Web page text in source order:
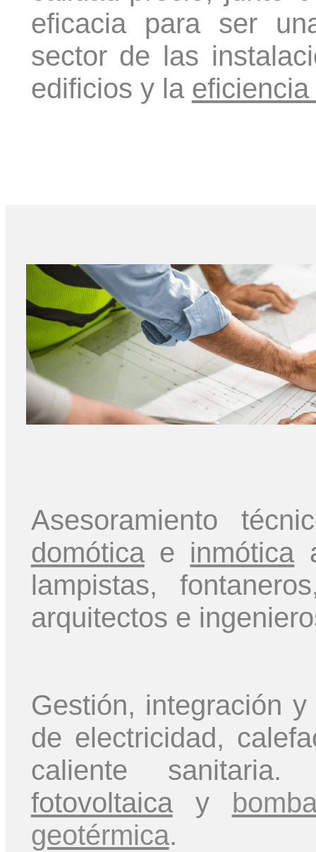
eficacia para ser
sector de las
edificios y la
Asesoramiento
domóticae inmótica
lampistas,
arquitectos e
Gestión, integración
de electricidad,
caliente
fotovoltaicay
geotérmica.